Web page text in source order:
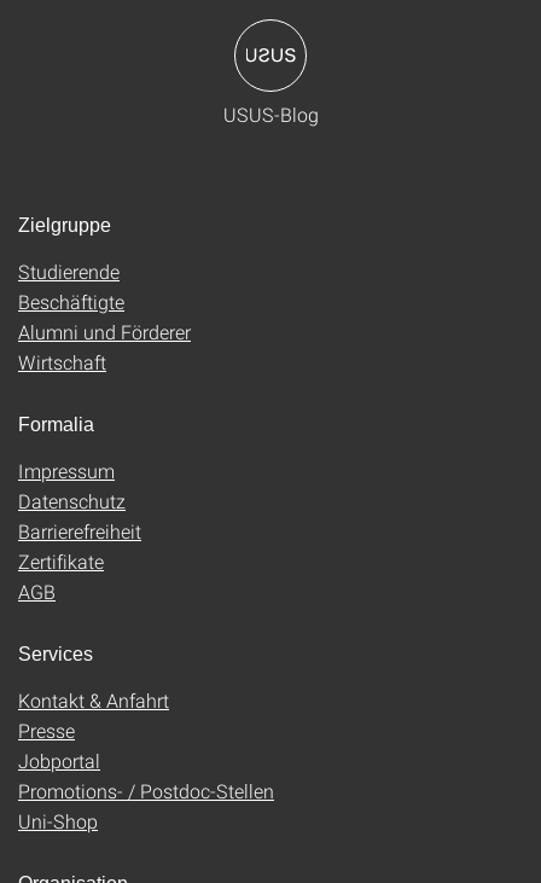
USUS-Blog
Zielgruppe
Studierende
Beschäftigte
Alumni und Förderer
Wirtschaft
Formalia
Impressum
Datenschutz
Barrierefreiheit
Zertifikate
AGB
Services
Kontakt & Anfahrt
Presse
Jobportal
Promotions- / Postdoc-Stellen
Uni-Shop